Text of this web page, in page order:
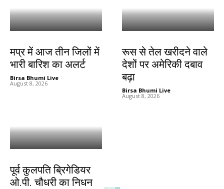
मप्र में आज तीन जिलों में
भारी बारिश का अलर्ट
Birsa Bhumi Live -
August 8, 2026
रूस से तेल खरीदने वाले
देशों पर अमेरिकी दबाव
बढ़ा
Birsa Bhumi Live -
August 8, 2026
पूर्व कुलपति ब्रिगेडियर
ओ.पी. चौधरी का निधन